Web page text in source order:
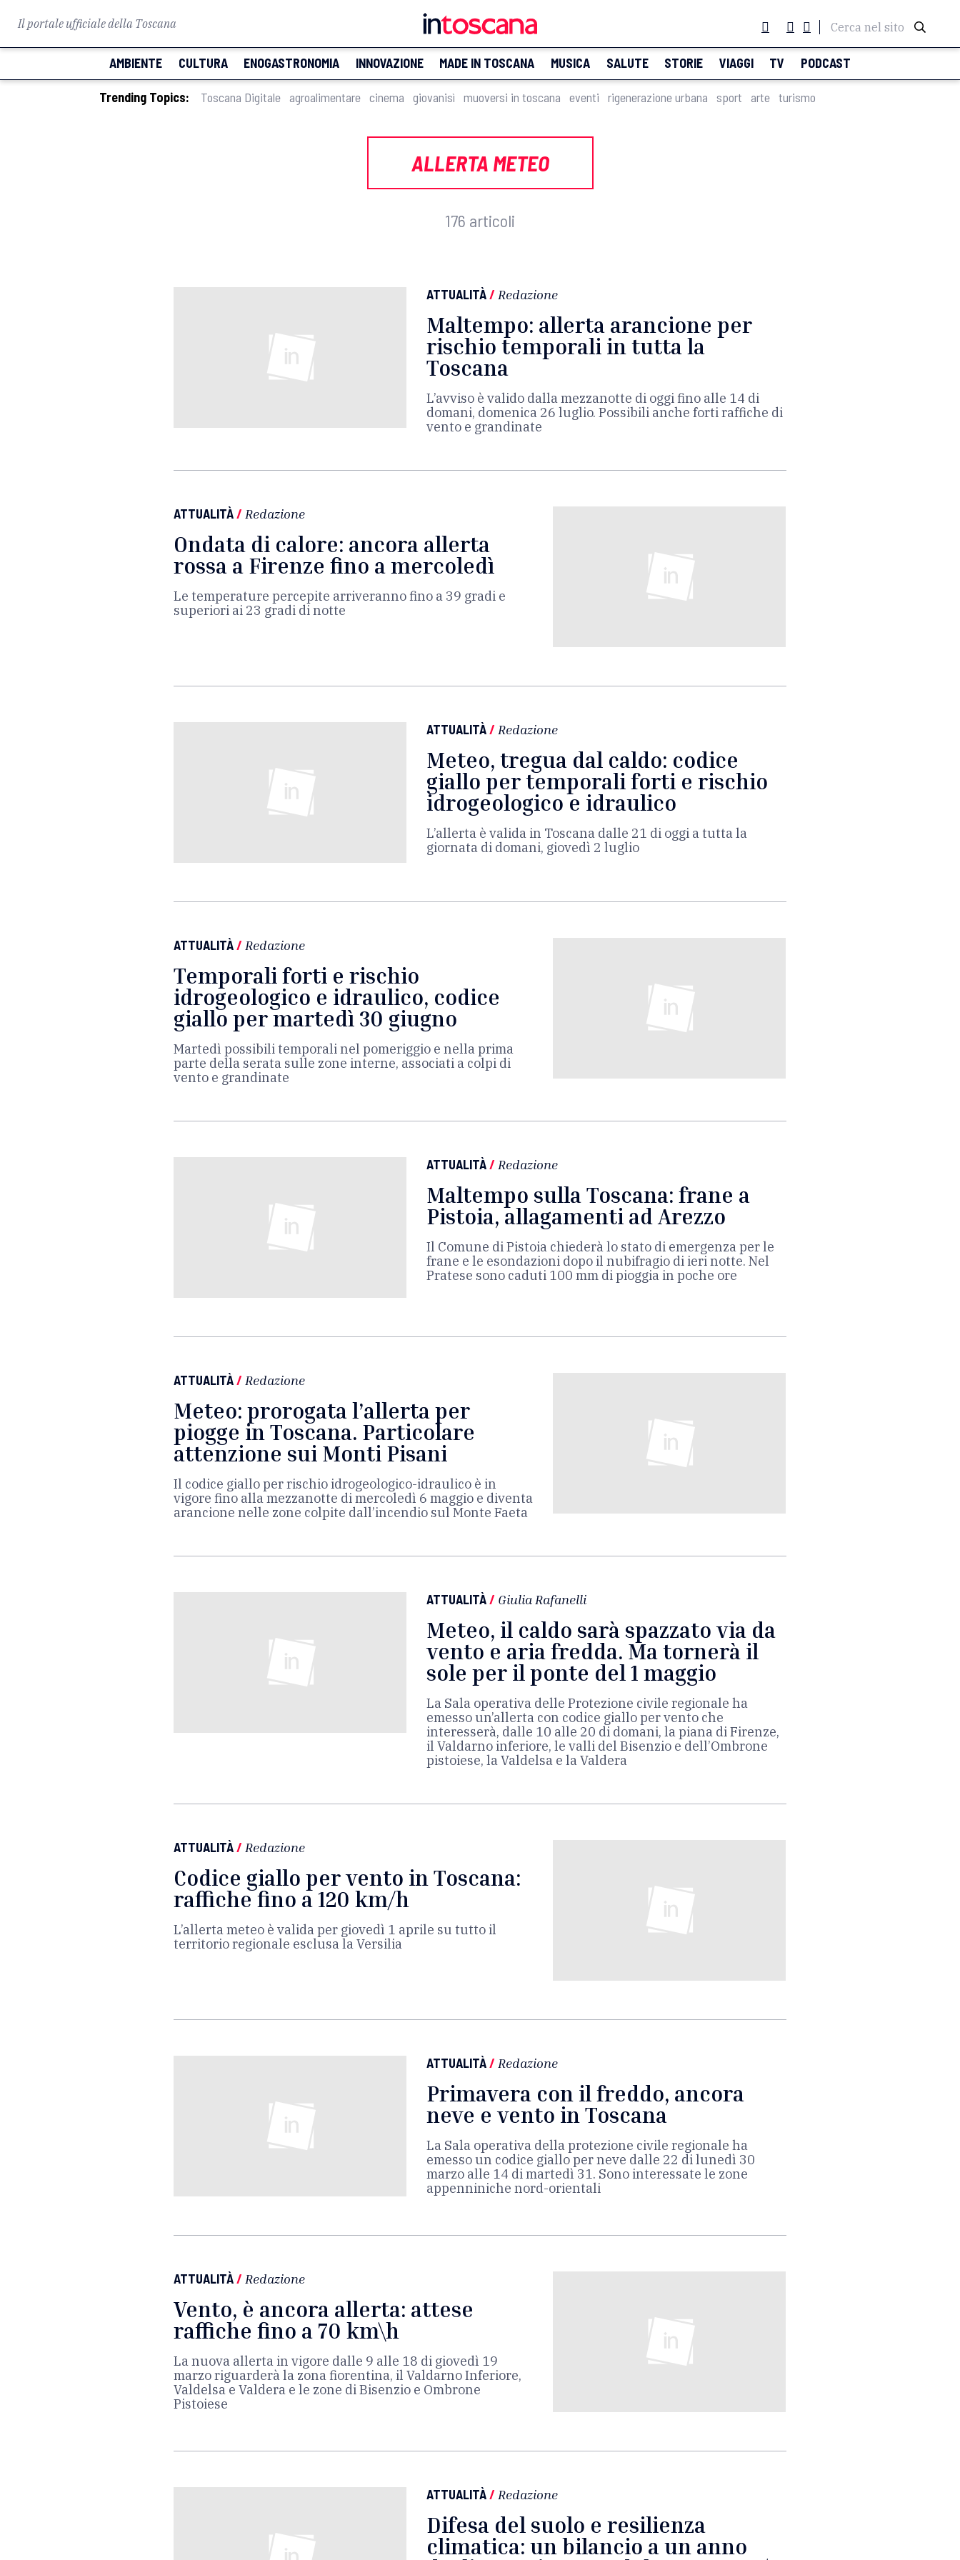
Il portale ufficiale della Toscana Cerca nel sito
AMBIENTE CULTURA ENOGASTRONOMIA INNOVAZIONE MADE IN TOSCANA MUSICA SALUTE STORIE VIAGGI TV PODCAST
Trending Topics: Toscana Digitale agroalimentare cinema giovanisì muoversi in toscana eventi rigenerazione urbana sport arte turismo
ALLERTA METEO
176 articoli
ATTUALITÀ/ Redazione
Maltempo: allerta arancione per
rischio temporali in tutta la
Toscana
L’avviso è valido dalla mezzanotte di oggi fino alle 14 di
domani, domenica 26 luglio. Possibili anche forti raffiche di
vento e grandinate
ATTUALITÀ/ Redazione
Ondata di calore: ancora allerta
rossa a Firenze fino a mercoledì
Le temperature percepite arriveranno fino a 39 gradi e
superiori ai 23 gradi di notte
ATTUALITÀ/ Redazione
Meteo, tregua dal caldo: codice
giallo per temporali forti e rischio
idrogeologico e idraulico
L’allerta è valida in Toscana dalle 21 di oggi a tutta la
giornata di domani, giovedì 2 luglio
ATTUALITÀ/ Redazione
Temporali forti e rischio
idrogeologico e idraulico, codice
giallo per martedì 30 giugno
Martedì possibili temporali nel pomeriggio e nella prima
parte della serata sulle zone interne, associati a colpi di
vento e grandinate
ATTUALITÀ/ Redazione
Maltempo sulla Toscana: frane a
Pistoia, allagamenti ad Arezzo
Il Comune di Pistoia chiederà lo stato di emergenza per le
frane e le esondazioni dopo il nubifragio di ieri notte. Nel
Pratese sono caduti 100 mm di pioggia in poche ore
ATTUALITÀ/ Redazione
Meteo: prorogata l’allerta per
piogge in Toscana. Particolare
attenzione sui Monti Pisani
Il codice giallo per rischio idrogeologico-idraulico è in
vigore fino alla mezzanotte di mercoledì 6 maggio e diventa
arancione nelle zone colpite dall’incendio sul Monte Faeta
ATTUALITÀ/ Giulia Rafanelli
Meteo, il caldo sarà spazzato via da
vento e aria fredda. Ma tornerà il
sole per il ponte del 1 maggio
La Sala operativa delle Protezione civile regionale ha
emesso un’allerta con codice giallo per vento che
interesserà, dalle 10 alle 20 di domani, la piana di Firenze,
il Valdarno inferiore, le valli del Bisenzio e dell’Ombrone
pistoiese, la Valdelsa e la Valdera
ATTUALITÀ/ Redazione
Codice giallo per vento in Toscana:
raffiche fino a 120 km/h
L’allerta meteo è valida per giovedì 1 aprile su tutto il
territorio regionale esclusa la Versilia
ATTUALITÀ/ Redazione
Primavera con il freddo, ancora
neve e vento in Toscana
La Sala operativa della protezione civile regionale ha
emesso un codice giallo per neve dalle 22 di lunedì 30
marzo alle 14 di martedì 31. Sono interessate le zone
appenniniche nord-orientali
ATTUALITÀ/ Redazione
Vento, è ancora allerta: attese
raffiche fino a 70 km\h
La nuova allerta in vigore dalle 9 alle 18 di giovedì 19
marzo riguarderà la zona fiorentina, il Valdarno Inferiore,
Valdelsa e Valdera e le zone di Bisenzio e Ombrone
Pistoiese
ATTUALITÀ/ Redazione
Difesa del suolo e resilienza
climatica: un bilancio a un anno